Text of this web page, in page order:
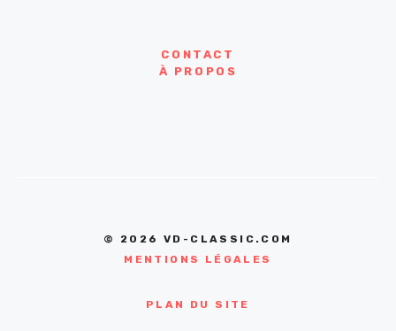
CONTACT
À PROPOS
© 2026 VD-CLASSIC.COM
MENTIONS LÉGALES
PLAN DU SITE